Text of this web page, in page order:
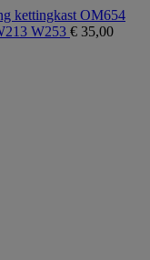
kettingkast OM654
W253 € 35,00